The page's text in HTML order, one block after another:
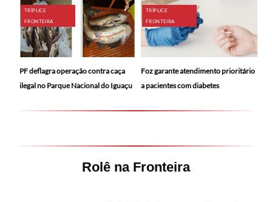
TRÍPLICE
FRONTEIRA
PF deflagra operação contra caça
ilegal no Parque Nacional do Iguaçu
TRÍPLICE
FRONTEIRA
Foz garante atendimento prioritário
a pacientes com diabetes
Rolê na Fronteira